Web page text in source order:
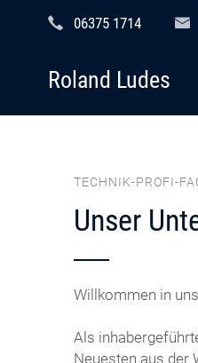
06375 1714
Roland Ludes
TECHNIK-PROFI-
Unser
Willkommen in
Als
Neuesten aus der